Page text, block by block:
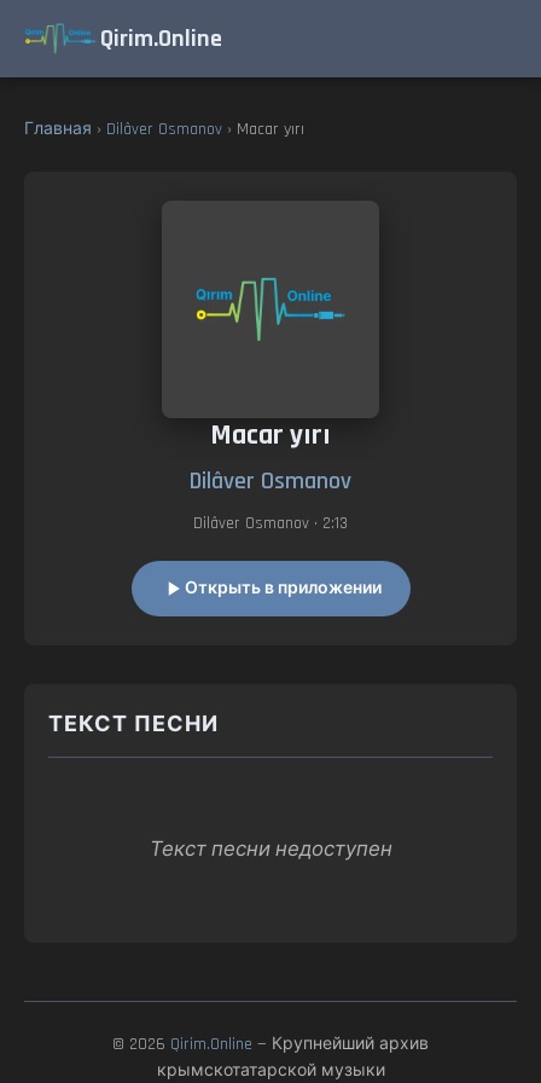
Qirim.Online
Главная › Dilâver Osmanov › Macar yırı
Macar yırı
Dilâver Osmanov
Dilâver Osmanov • 2:13
Открыть в приложении
ТЕКСТ ПЕСНИ
Текст песни недоступен
© 2026 Qirim.Online — Крупнейший архив
крымскотатарской музыки